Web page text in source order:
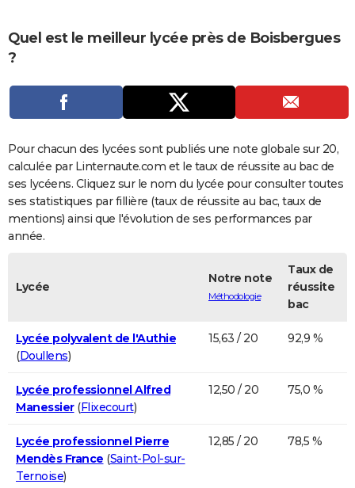
Carte de Noël
Carte Bonne année
Carte Saint-Valentin
Carte Pâques
Carte d'anniversaire
DICTIONNAIRE
Dictionnaire
Biographies
Citations
Expressions
Proverbes
PROGRAMME TV
S'inscrire
Se connecter
Lycées
Collèges
Primaires
Universités
Entreprises
Service militaire
Avis de recherche
AVIS DE DÉCÈS
FORUM
Bricolage
Lifestyle
Culture
Sport
Auto
Television
Voyage
Cinema
Quel est le meilleur lycée près de Boisbergues
?
Pour chacun des lycées sont publiés une note globale sur 20,
calculée par Linternaute.com et le taux de réussite au bac de
ses lycéens. Cliquez sur le nom du lycée pour consulter toutes
ses statistiques par fillière (taux de réussite au bac, taux de
mentions) ainsi que l'évolution de ses performances par
année.
Lycée
Notre note
Méthodologie
Taux de
réussite
bac
Lycée polyvalent de l'Authie
(Doullens)
15,63 / 20 92,9 %
Lycée professionnel Alfred
Manessier(Flixecourt)
12,50 / 20 75,0 %
Lycée professionnel Pierre
Mendès France (Saint-Pol-sur-
Ternoise)
12,85 / 20 78,5 %